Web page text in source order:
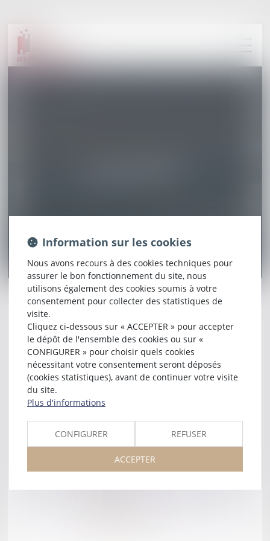
Le cabinet
Votre avocat
Expertises
Droit des Mineurs
Actualités
Information sur les cookies
Nous avons recours à des cookies techniques pour
assurer le bon fonctionnement du site, nous
utilisons également des cookies soumis à votre
consentement pour collecter des statistiques de
visite.
Cliquez ci-dessous sur « ACCEPTER » pour accepter
le dépôt de l'ensemble des cookies ou sur «
CONFIGURER » pour choisir quels cookies
nécessitant votre consentement seront déposés
(cookies statistiques), avant de continuer votre visite
du site.
Plus d'informations
CONFIGURER REFUSER
ACCEPTER